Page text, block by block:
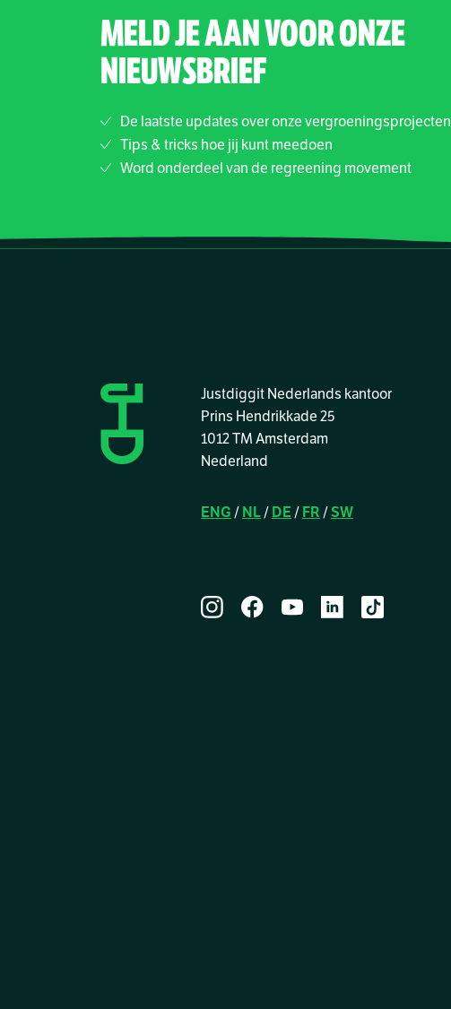
MELD JE AAN VOOR ONZE
NIEUWSBRIEF
De laatste updates over onze vergroeningsprojecten
Tips & tricks hoe jij kunt meedoen
Word onderdeel van de regreening movement
Justdiggit Nederlands kantoor
Prins Hendrikkade 25
1012 TM Amsterdam
Nederland
ENG / NL/ DE / FR / SW